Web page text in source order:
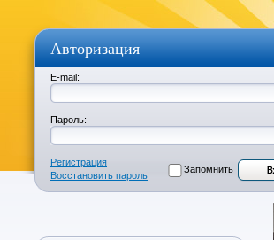
Авторизация
E-mail:
Пароль:
Регистрация
Восстановить пароль
Запомнить